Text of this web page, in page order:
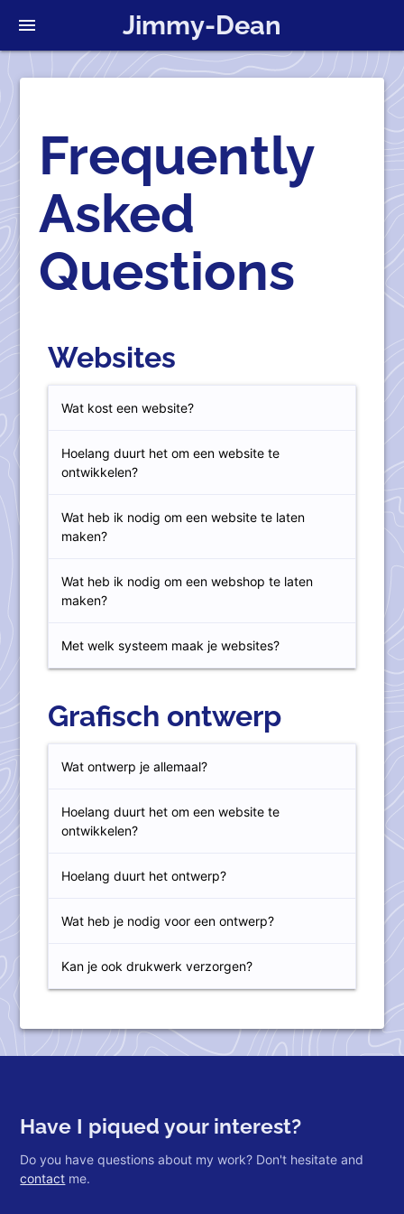
Jimmy-Dean
menu
Frequently
Asked
Questions
Websites
Wat kost een website?
Hoelang duurt het om een website te
ontwikkelen?
Wat heb ik nodig om een website te laten
maken?
Wat heb ik nodig om een webshop te laten
maken?
Met welk systeem maak je websites?
Grafisch ontwerp
Wat ontwerp je allemaal?
Hoelang duurt het om een website te
ontwikkelen?
Hoelang duurt het ontwerp?
Wat heb je nodig voor een ontwerp?
Kan je ook drukwerk verzorgen?
Have I piqued your interest?
Do you have questions about my work? Don't hesitate and
contact me.